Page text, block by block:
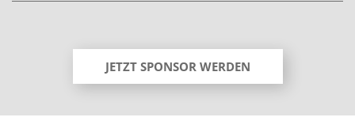
JETZT SPONSOR WERDEN